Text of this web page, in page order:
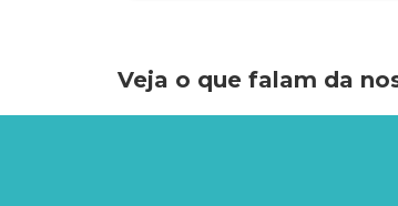
Veja o que falam da